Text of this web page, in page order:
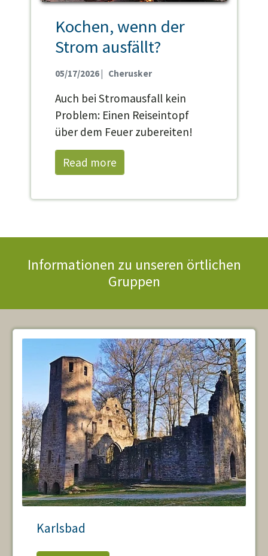
Kochen, wenn der
Strom ausfällt?
05/17/2026| Cherusker
Auch bei Stromausfall kein
Problem: Einen Reiseintopf
über dem Feuer zubereiten!
Read more
Informationen zu unseren örtlichen
Gruppen
Karlsbad